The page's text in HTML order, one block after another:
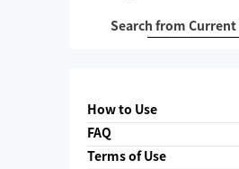
Search from
How to Use
FAQ
Terms of Use